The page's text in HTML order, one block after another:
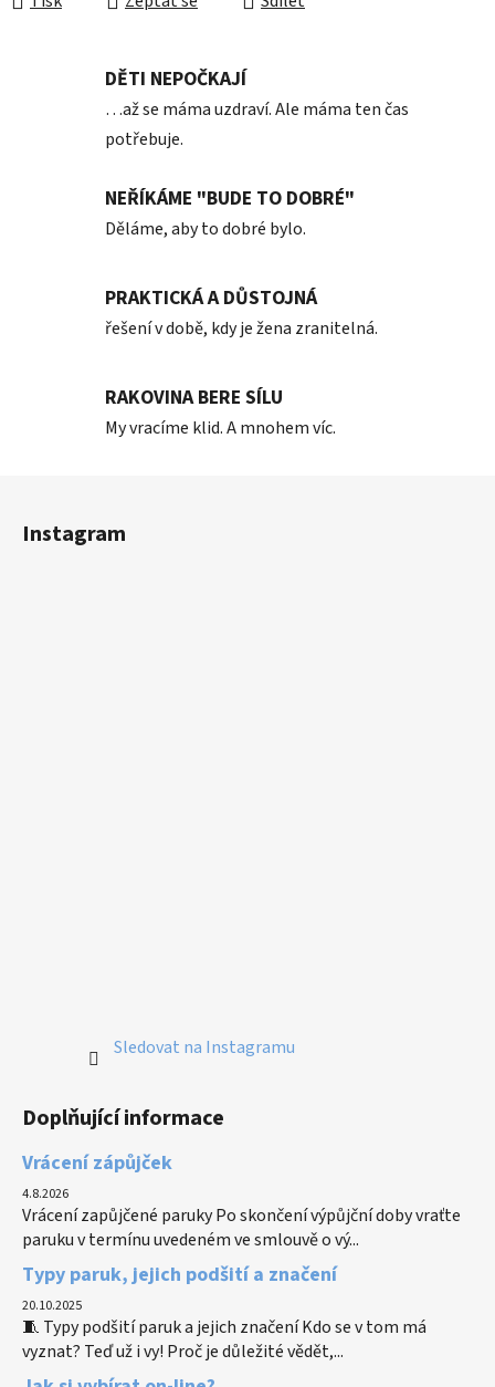
DĚTI NEPOČKAJÍ
…až se máma uzdraví. Ale máma ten čas
potřebuje.
NEŘÍKÁME "BUDE TO DOBRÉ"
Děláme, aby to dobré bylo.
PRAKTICKÁ A DŮSTOJNÁ
řešení v době, kdy je žena zranitelná.
RAKOVINA BERE SÍLU
My vracíme klid. A mnohem víc.
Instagram
Sledovat na Instagramu
Doplňující informace
Vrácení zápůjček
4.8.2026
Vrácení zapůjčené paruky Po skončení výpůjční doby vraťte
paruku v termínu uvedeném ve smlouvě o vý...
Typy paruk, jejich podšití a značení
20.10.2025
🧵 Typy podšití paruk a jejich značení Kdo se v tom má
vyznat? Teď už i vy! Proč je důležité vědět,...